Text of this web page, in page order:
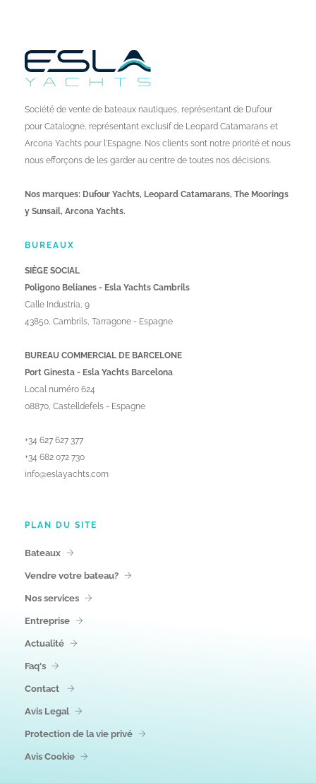
Société de vente de bateaux nautiques, représentant de Dufour
pour Catalogne, représentant exclusif de Leopard Catamarans et
Arcona Yachts pour l'Espagne. Nos clients sont notre priorité et nous
nous efforçons de les garder au centre de toutes nos décisions.
Nos marques: Dufour Yachts, Leopard Catamarans, The Moorings
y Sunsail, Arcona Yachts.
BUREAUX
SIÈGE SOCIAL
Poligono Belianes - Esla Yachts Cambrils
Calle Industria, 9
43850, Cambrils, Tarragone - Espagne
BUREAU COMMERCIAL DE BARCELONE
Port Ginesta - Esla Yachts Barcelona
Local numéro 624
08870, Castelldefels - Espagne
+34 627 627 377
+34 682 072 730
info@eslayachts.com
PLAN DU SITE
Bateaux
Vendre votre bateau?
Nos services
Entreprise
Actualité
Faq's
Contact
Avis Legal
Protection de la vie privé
Avis Cookie